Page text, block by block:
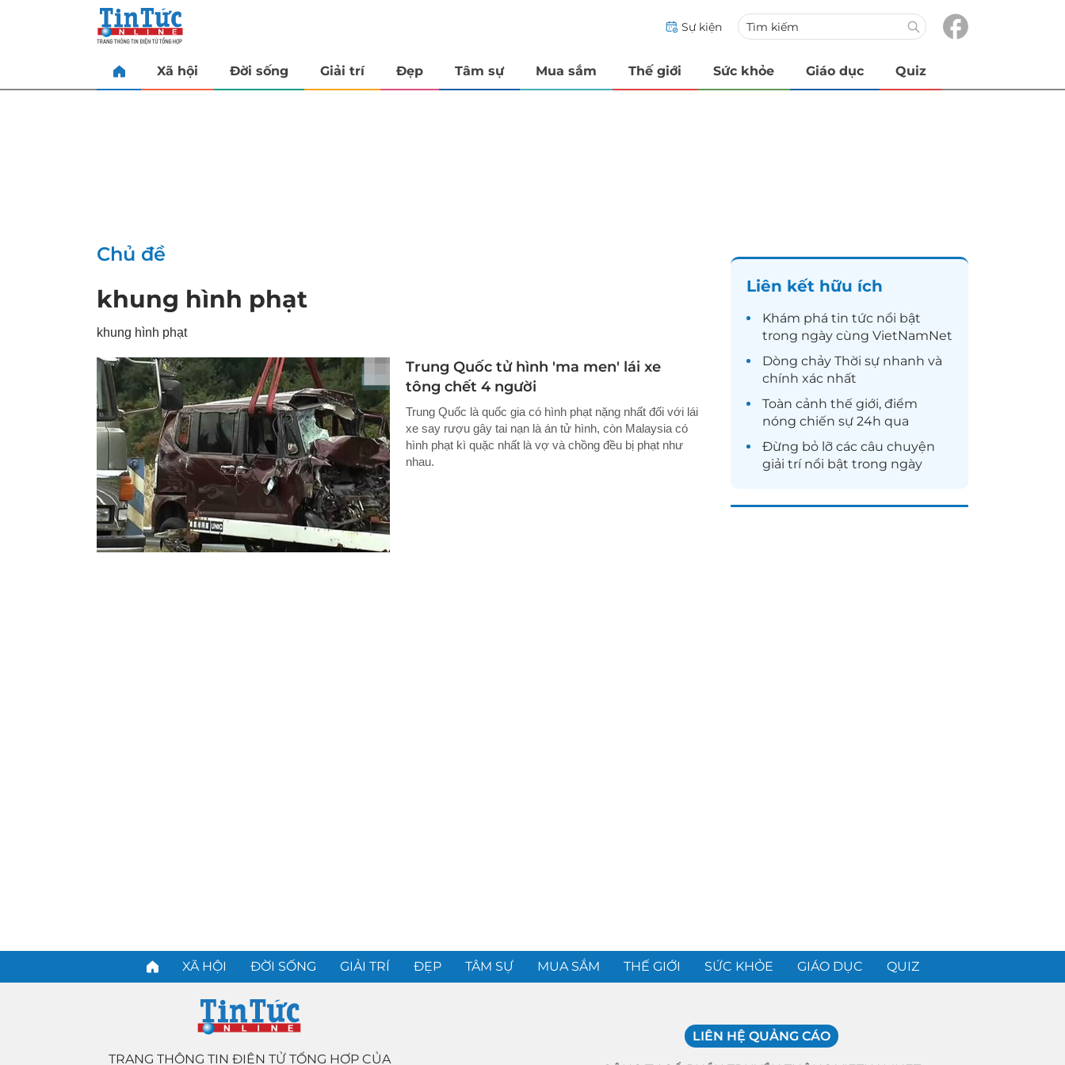
Sự kiện
Xã hội Đời sống Giải trí Đẹp Tâm sự Mua sắm Thế giới Sức khỏe Giáo dục Quiz
Chủ đề
khung hình phạt
khung hình phạt
Trung Quốc tử hình 'ma men' lái xe
tông chết 4 người
Trung Quốc là quốc gia có hình phạt nặng nhất đối với lái
xe say rượu gây tai nạn là án tử hình, còn Malaysia có
hình phạt kì quặc nhất là vợ và chồng đều bị phạt như
nhau.
Liên kết hữu ích
Khám phá tin tức nổi bật
trong ngày cùng VietNamNet
Dòng chảy Thời sự nhanh và
chính xác nhất
Toàn cảnh thế giới, điểm
nóng chiến sự 24h qua
Đừng bỏ lỡ các câu chuyện
giải trínổi bật trong ngày
XÃ HỘI ĐỜI SỐNG GIẢI TRÍ ĐẸP TÂM SỰ MUA SẮM THẾ GIỚI SỨC KHỎE GIÁO DỤC QUIZ
TRANG THÔNG TIN ĐIỆN TỬ TỔNG HỢP CỦA
LIÊN HỆ QUẢNG CÁO